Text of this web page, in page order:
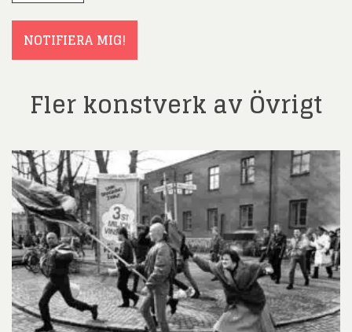
NOTIFIERA MIG!
Fler konstverk av Övrigt